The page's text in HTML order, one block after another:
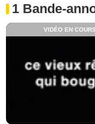
1 Bande-
VIDÉO EN COURS